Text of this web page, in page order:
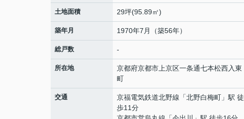
土地面積 29坪(95.89㎡)
築年月 1970年7月（築56年）
総戸数 -
所在地 京都府京都市上京区一条通七本松西入東
町
交通 京福電気鉄道北野線 「北野白梅町 」駅 徒
歩11分